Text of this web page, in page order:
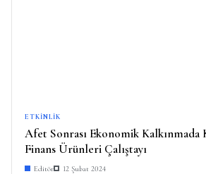
ETKINLIK
Afet Sonrası Ekonomik Kalkınmada
Finans Ürünleri Çalıştayı
Editör 12 Şubat 2024